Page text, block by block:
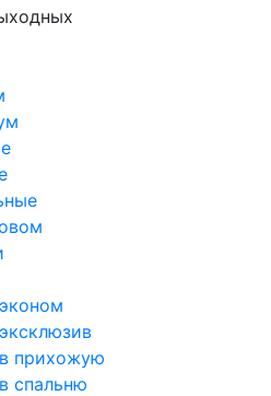
прихожую
спальню